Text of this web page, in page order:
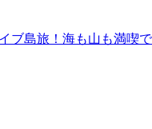
ブ島旅！海も山も満喫で